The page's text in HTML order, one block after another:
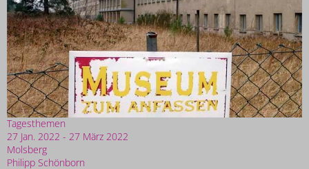
Tagesthemen
27 Jan. 2022 - 27 März 2022
Molsberg
Philipp Schönborn